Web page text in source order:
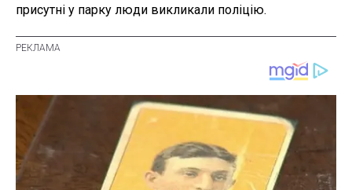
присутні у парку люди викликали поліцію.